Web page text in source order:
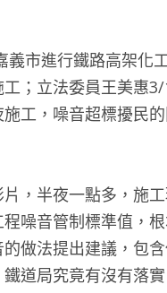
義市進行鐵路高架
；立法委員王美惠
工，噪音超標擾民
，半夜一點多，施
噪音管制標準值，
做法提出建議，包
道局究竟有沒有落實